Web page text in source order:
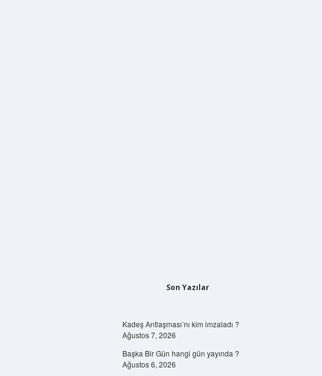
Son Yazılar
Kadeş Antlaşması’nı kim imzaladı ?
Ağustos 7, 2026
Başka Bir Gün hangi gün yayında ?
Ağustos 6, 2026